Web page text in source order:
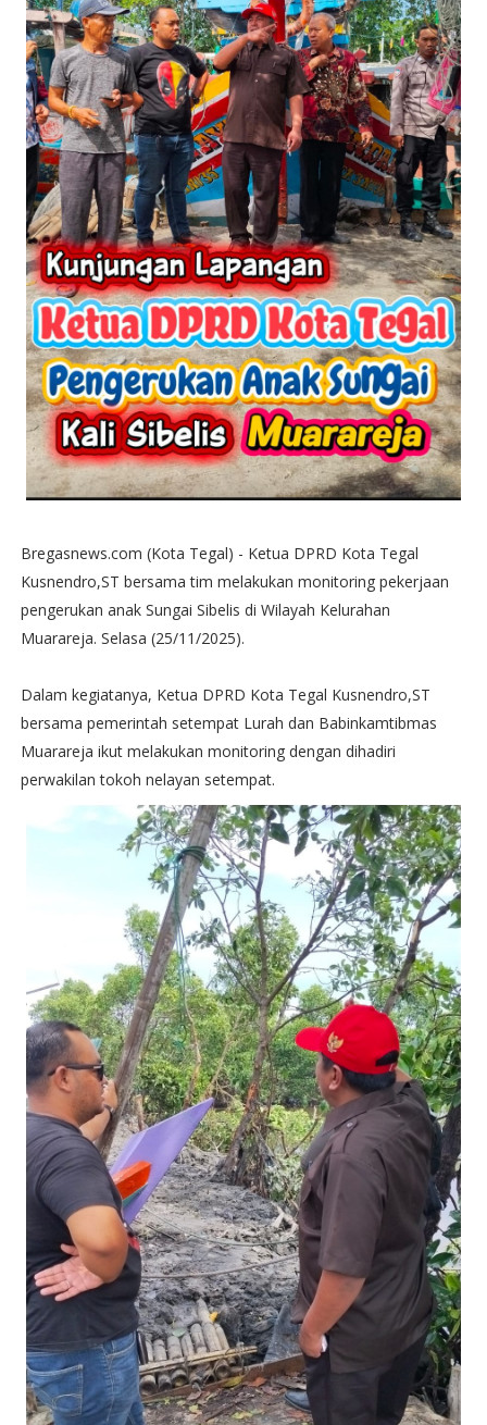
Bregasnews.com (Kota Tegal) - Ketua DPRD Kota Tegal
Kusnendro,ST bersama tim melakukan monitoring pekerjaan
pengerukan anak Sungai Sibelis di Wilayah Kelurahan
Muarareja. Selasa (25/11/2025).
Dalam kegiatanya, Ketua DPRD Kota Tegal Kusnendro,ST
bersama pemerintah setempat Lurah dan Babinkamtibmas
Muarareja ikut melakukan monitoring dengan dihadiri
perwakilan tokoh nelayan setempat.